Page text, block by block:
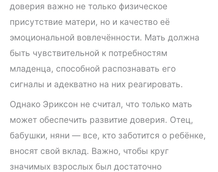
доверия важно не только физическое
присутствие матери, но и качество её
эмоциональной вовлечённости. Мать должна
быть чувствительной к потребностям
младенца, способной распознавать его
сигналы и адекватно на них реагировать.
Однако Эриксон не считал, что только мать
может обеспечить развитие доверия. Отец,
бабушки, няни — все, кто заботится о ребёнке,
вносят свой вклад. Важно, чтобы круг
значимых взрослых был достаточно